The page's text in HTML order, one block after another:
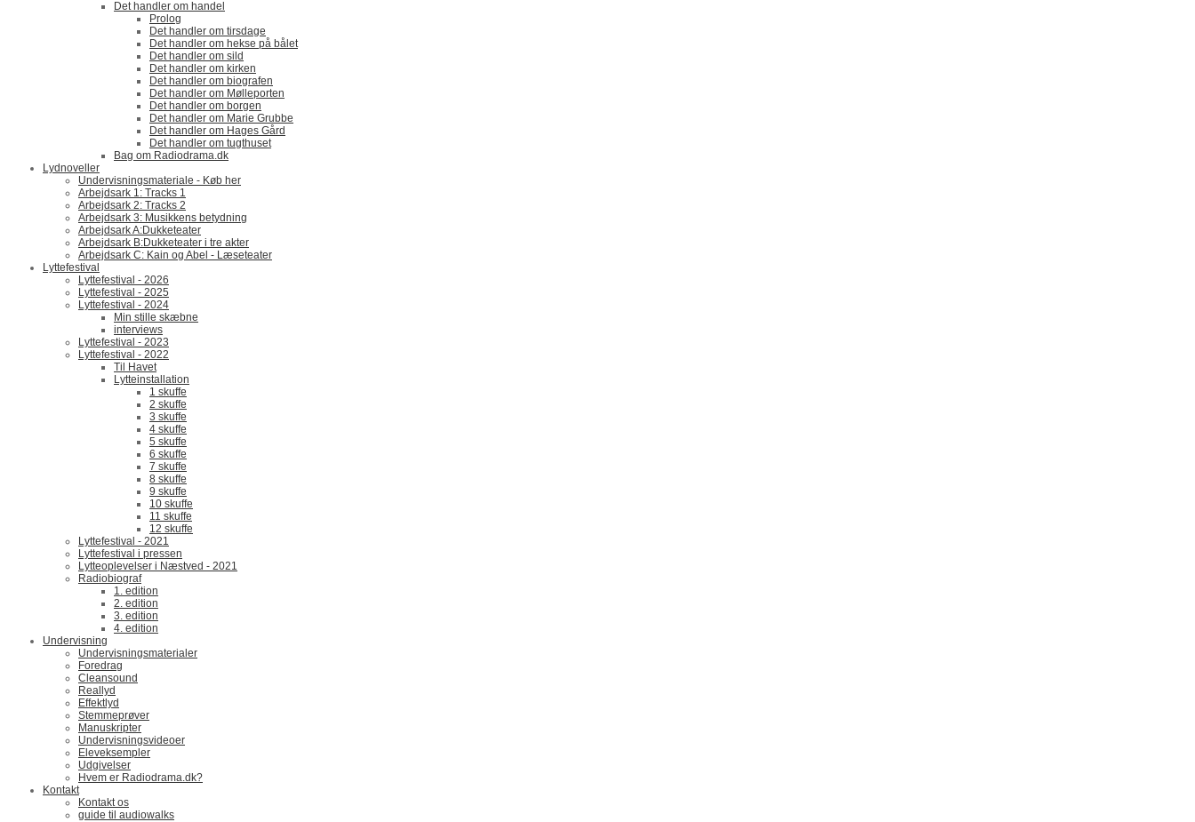
Det handler om handel
Prolog
Det handler om tirsdage
Det handler om hekse på bålet
Det handler om sild
Det handler om kirken
Det handler om biografen
Det handler om Mølleporten
Det handler om borgen
Det handler om Marie Grubbe
Det handler om Hages Gård
Det handler om tugthuset
Bag om Radiodrama.dk
Lydnoveller
Undervisningsmateriale - Køb her
Arbejdsark 1: Tracks 1
Arbejdsark 2: Tracks 2
Arbejdsark 3: Musikkens betydning
Arbejdsark A:Dukketeater
Arbejdsark B:Dukketeater i tre akter
Arbejdsark C: Kain og Abel - Læseteater
Lyttefestival
Lyttefestival - 2026
Lyttefestival - 2025
Lyttefestival - 2024
Min stille skæbne
interviews
Lyttefestival - 2023
Lyttefestival - 2022
Til Havet
Lytteinstallation
1 skuffe
2 skuffe
3 skuffe
4 skuffe
5 skuffe
6 skuffe
7 skuffe
8 skuffe
9 skuffe
10 skuffe
11 skuffe
12 skuffe
Lyttefestival - 2021
Lyttefestival i pressen
Lytteoplevelser i Næstved - 2021
Radiobiograf
1. edition
2. edition
3. edition
4. edition
Undervisning
Undervisningsmaterialer
Foredrag
Cleansound
Reallyd
Effektlyd
Stemmeprøver
Manuskripter
Undervisningsvideoer
Eleveksempler
Udgivelser
Hvem er Radiodrama.dk?
Kontakt
Kontakt os
guide til audiowalks